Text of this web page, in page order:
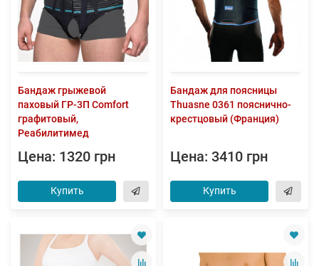
Бандаж грыжевой
паховый ГР-3П Comfort
графитовый,
Реабилитимед
Цена: 1320 грн
Купить
Бандаж для поясницы
Thuasne 0361 пояснично-
крестцовый (Франция)
Цена: 3410 грн
Купить